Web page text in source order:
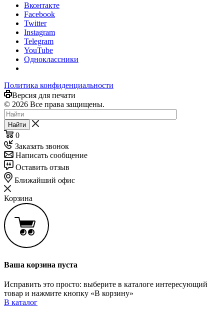
Вконтакте
Facebook
Twitter
Instagram
Telegram
YouTube
Одноклассники
Политика конфиденциальности
Версия для печати
© 2026 Все права защищены.
Найти
0
Заказать звонок
Написать сообщение
Оставить отзыв
Ближайший офис
Корзина
Ваша корзина пуста
Исправить это просто: выберите в каталоге интересующий
товар и нажмите кнопку «В корзину»
В каталог